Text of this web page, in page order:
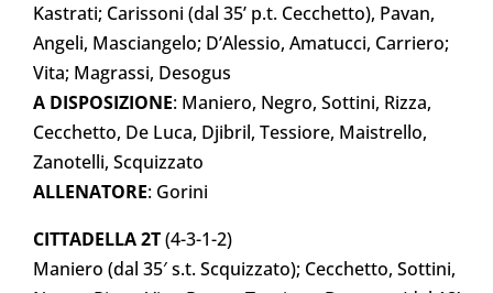
Kastrati; Carissoni (dal 35’ p.t. Cecchetto), Pavan,
Angeli, Masciangelo; D’Alessio, Amatucci, Carriero;
Vita; Magrassi, Desogus
A DISPOSIZIONE: Maniero, Negro, Sottini, Rizza,
Cecchetto, De Luca, Djibril, Tessiore, Maistrello,
Zanotelli, Scquizzato
ALLENATORE: Gorini
CITTADELLA 2T(4-3-1-2)
Maniero (dal 35′ s.t. Scquizzato); Cecchetto, Sottini,